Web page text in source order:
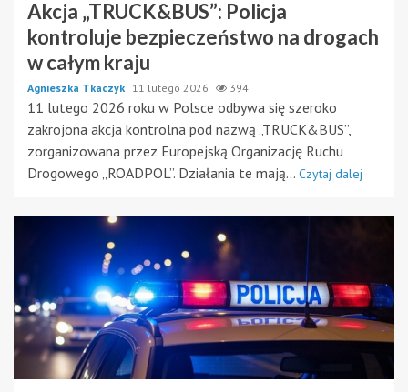
Akcja „TRUCK&BUS”: Policja
kontroluje bezpieczeństwo na drogach
w całym kraju
Agnieszka Tkaczyk 11 lutego 2026 394
11 lutego 2026 roku w Polsce odbywa się szeroko
zakrojona akcja kontrolna pod nazwą „TRUCK&BUS”,
zorganizowana przez Europejską Organizację Ruchu
Drogowego „ROADPOL”. Działania te mają... Czytaj dalej